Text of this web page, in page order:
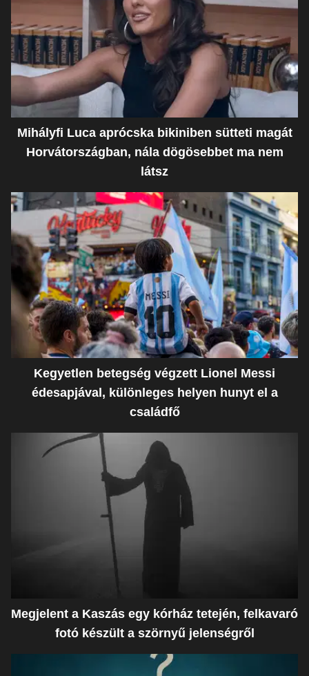
Mihályfi Luca aprócska bikiniben sütteti magát
Horvátországban, nála dögösebbet ma nem
látsz
Kegyetlen betegség végzett Lionel Messi
édesapjával, különleges helyen hunyt el a
családfő
Megjelent a Kaszás egy kórház tetején, felkavaró
fotó készült a szörnyű jelenségről